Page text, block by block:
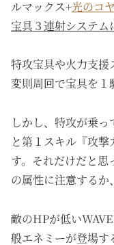
ルマックス+光のコ
宝具３連射システム
特攻宝具や火力支援
変則周回で宝具を１
しかし、特攻が乗っ
と第１スキル『攻
す。それだけだと
の属性に注意するか
敵のHPが低い
般エネミーが登場す